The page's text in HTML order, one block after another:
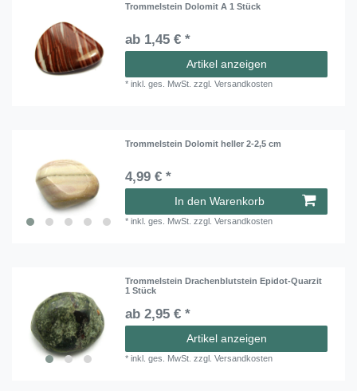
Trommelstein Dolomit A 1 Stück
ab 1,45 € *
Artikel anzeigen
*inkl. ges. MwSt. zzgl.Versandkosten
Trommelstein Dolomit heller 2-2,5 cm
4,99 € *
In den Warenkorb
*inkl. ges. MwSt. zzgl.Versandkosten
Trommelstein Drachenblutstein Epidot-Quarzit
1 Stück
ab 2,95 € *
Artikel anzeigen
*inkl. ges. MwSt. zzgl.Versandkosten